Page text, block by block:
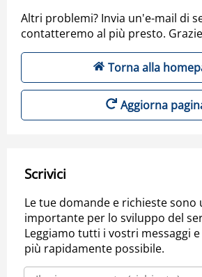
Altri problemi? Invia un'e-mail di
contatteremo al più presto.
Torna alla
Aggiorna
Scrivici
Le tue domande e richieste
importante per lo sviluppo del
Leggiamo tutti i vostri messaggi
più rapidamente possibile.